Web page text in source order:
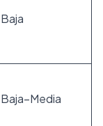
Baja
Baja–Media